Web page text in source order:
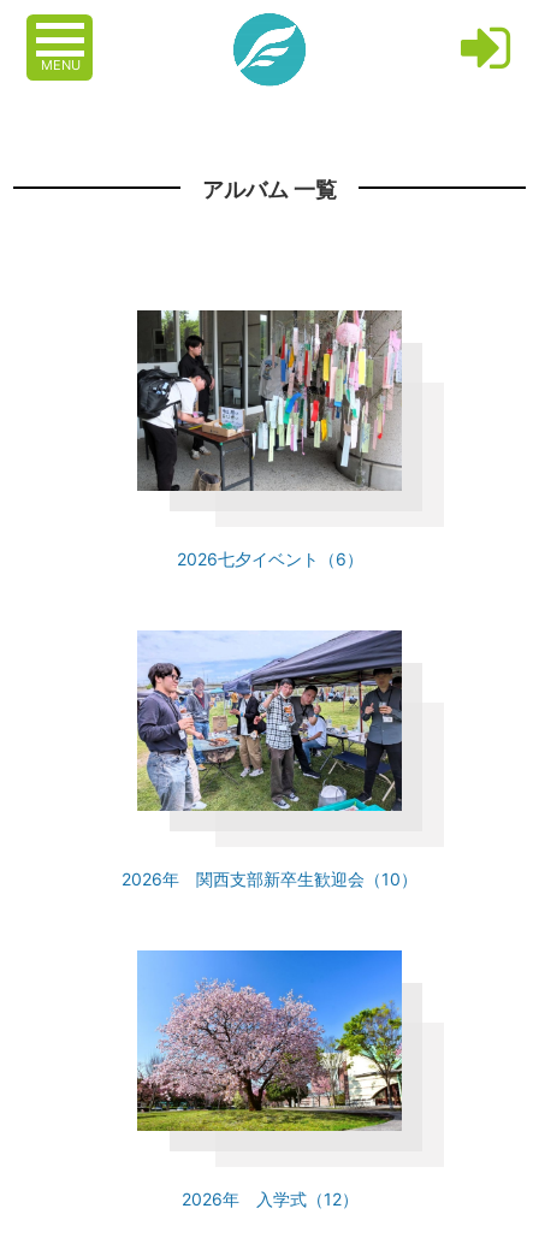
MENU
アルバム 一覧
2026七夕イベント（6）
2026年 関西支部新卒生歓迎会（10）
2026年 入学式（12）